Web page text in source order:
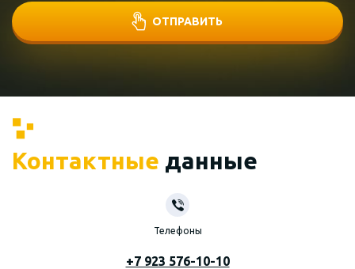
ОТПРАВИТЬ
Контактные данные
Телефоны
+7 923 576-10-10